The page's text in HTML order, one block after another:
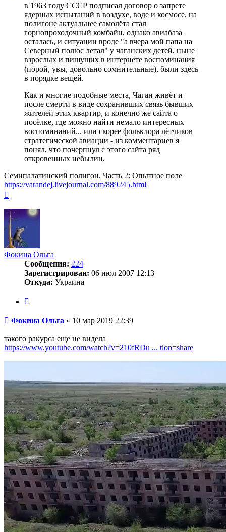
в 1963 году СССР подписал договор о запрете
ядерных испытаний в воздухе, воде и космосе, на
полигоне актуальнее самолёта стал
горнопроходочный комбайн, однако авиабаза
осталась, и ситуации вроде "а вчера мой папа на
Северный полюс летал" у чаганских детей, ныне
взрослых и пишущих в интернете воспоминания
(порой, увы, довольно сомнительные), были здесь
в порядке вещей.
Как и многие подобные места, Чаган живёт и
после смерти в виде сохранивших связь бывших
жителей этих квартир, и конечно же сайта о
посёлке, где можно найти немало интересных
воспоминаний... или скорее фольклора лётчиков
стратегической авиации - из комментариев я
понял, что почерпнул с этого сайта ряд
откровенных небылиц.
Семипалатинский полигон. Часть 2: Опытное поле
https://varandej.livejournal.com/889245.html
началу
Фокина Ольга
Сообщения: 224
Зарегистрирован: 06 июл 2007 12:13
Откуда: Украина
Сообщение
Фокина Ольга » 10 мар 2019 22:39
такого ракурса еще не видела
https://www.youtube.com/watch?v=210fRDu ... tion=share